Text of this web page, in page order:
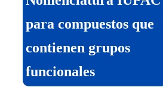
para compuestos que
contienen grupos
funcionales